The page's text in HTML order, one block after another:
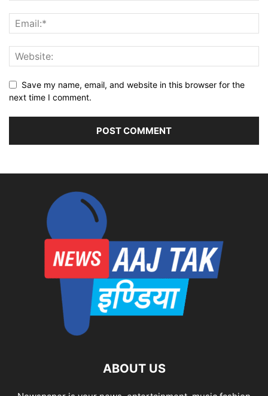
Save my name, email, and website in this browser for the
next time I comment.
ABOUT US